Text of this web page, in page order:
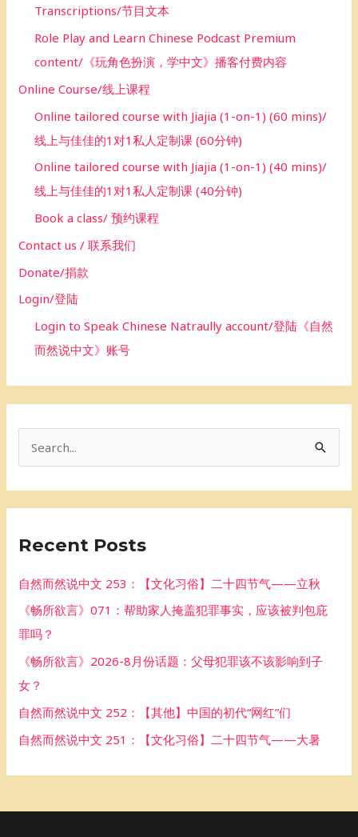
Transcriptions/节目文本
Role Play and Learn Chinese Podcast Premium
content/《玩角色扮演，学中文》播客付费内容
Online Course/线上课程
Online tailored course with Jiajia (1-on-1) (60 mins)/
线上与佳佳的1对1私人定制课 (60分钟)
Online tailored course with Jiajia (1-on-1) (40 mins)/
线上与佳佳的1对1私人定制课 (40分钟)
Book a class/ 预约课程
Contact us / 联系我们
Donate/捐款
Login/登陆
Login to Speak Chinese Natraully account/登陆《自然
而然说中文》账号
c
f
r
Recent Posts
自然而然说中文 253：【文化习俗】二十四节气——立秋
《畅所欲言》071：帮助家人掩盖犯罪事实，应该被判包庇
罪吗？
《畅所欲言》2026-8月份话题：父母犯罪该不该影响到子
女？
自然而然说中文 252：【其他】中国的初代“网红”们
自然而然说中文 251：【文化习俗】二十四节气——大暑